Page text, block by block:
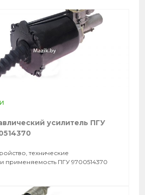
усилитель ПГУ
технические
применяемость ПГУ 9700514370